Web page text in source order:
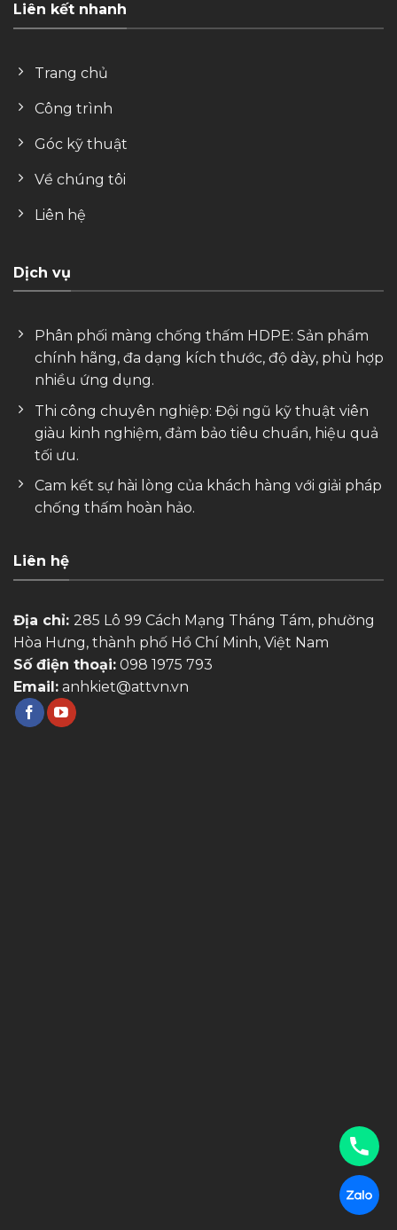
Liên kết nhanh
Trang chủ
Công trình
Góc kỹ thuật
Về chúng tôi
Liên hệ
Dịch vụ
Phân phối màng chống thấm HDPE: Sản phẩm
chính hãng, đa dạng kích thước, độ dày, phù hợp
nhiều ứng dụng.
Thi công chuyên nghiệp: Đội ngũ kỹ thuật viên
giàu kinh nghiệm, đảm bảo tiêu chuẩn, hiệu quả
tối ưu.
Cam kết sự hài lòng của khách hàng với giải pháp
chống thấm hoàn hảo.
Liên hệ
Địa chỉ: 285 Lô 99 Cách Mạng Tháng Tám, phường
Hòa Hưng, thành phố Hồ Chí Minh, Việt Nam
Số điện thoại: 098 1975 793
Email: anhkiet@attvn.vn